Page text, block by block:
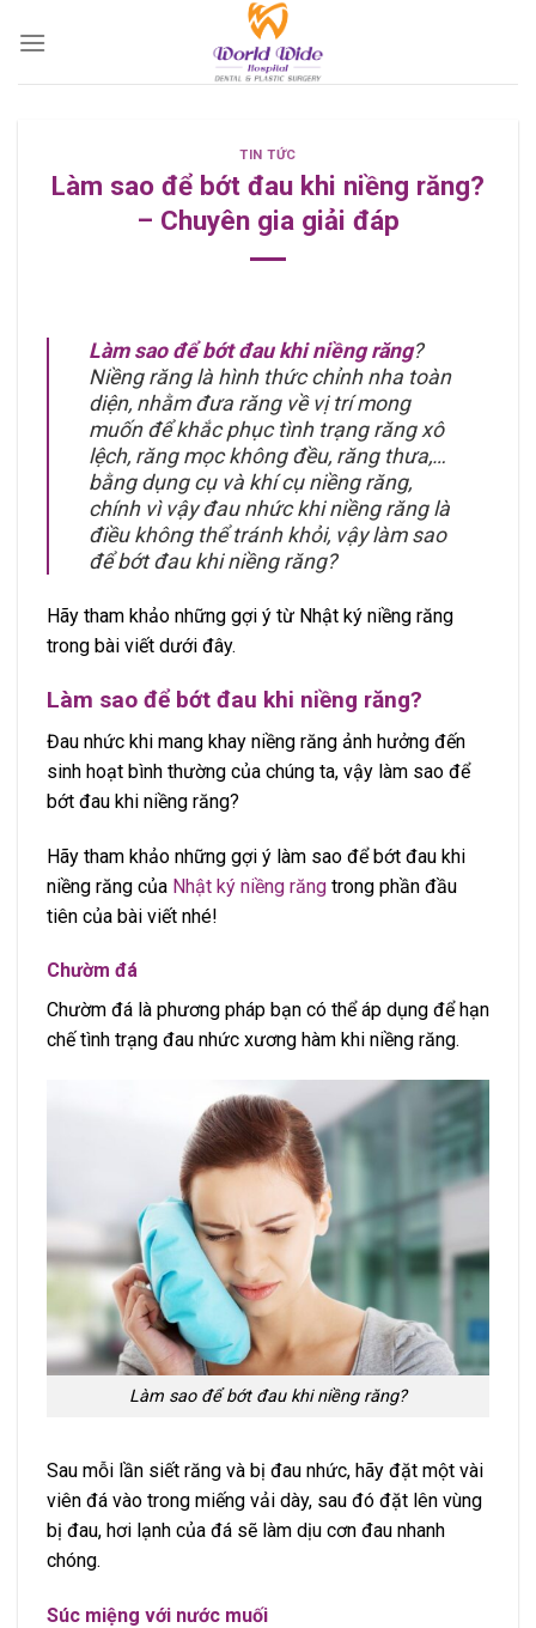
TIN TỨC
Làm sao để bớt đau khi niềng răng?
– Chuyên gia giải đáp
Làm sao để bớt đau khi niềng răng?
Niềng răng là hình thức chỉnh nha toàn
diện, nhằm đưa răng về vị trí mong
muốn để khắc phục tình trạng răng xô
lệch, răng mọc không đều, răng thưa,…
bằng dụng cụ và khí cụ niềng răng,
chính vì vậy đau nhức khi niềng răng là
điều không thể tránh khỏi, vậy làm sao
để bớt đau khi niềng răng?
Hãy tham khảo những gợi ý từ Nhật ký niềng răng
trong bài viết dưới đây.
Làm sao để bớt đau khi niềng răng?
Đau nhức khi mang khay niềng răng ảnh hưởng đến
sinh hoạt bình thường của chúng ta, vậy làm sao để
bớt đau khi niềng răng?
Hãy tham khảo những gợi ý làm sao để bớt đau khi
niềng răng của Nhật ký niềng răng trong phần đầu
tiên của bài viết nhé!
Chườm đá
Chườm đá là phương pháp bạn có thể áp dụng để hạn
chế tình trạng đau nhức xương hàm khi niềng răng.
Làm sao để bớt đau khi niềng răng?
Sau mỗi lần siết răng và bị đau nhức, hãy đặt một vài
viên đá vào trong miếng vải dày, sau đó đặt lên vùng
bị đau, hơi lạnh của đá sẽ làm dịu cơn đau nhanh
chóng.
Súc miệng với nước muối